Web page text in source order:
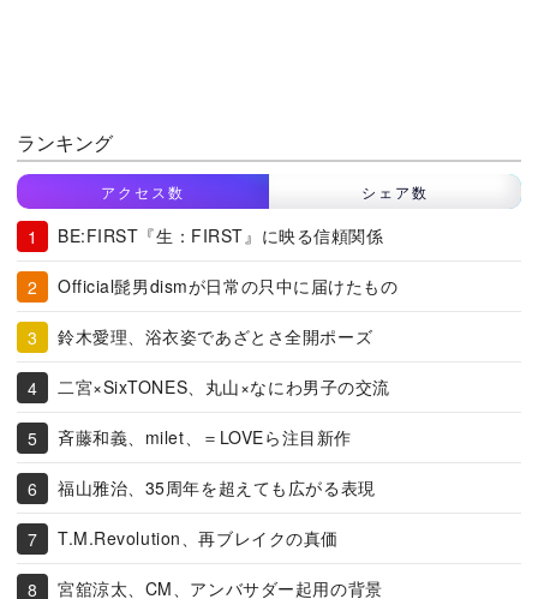
ランキング
アクセス数 シェア数
BE:FIRST『生：FIRST』に映る信頼関係
Official髭男dismが日常の只中に届けたもの
鈴木愛理、浴衣姿であざとさ全開ポーズ
二宮×SixTONES、丸山×なにわ男子の交流
斉藤和義、milet、＝LOVEら注目新作
福山雅治、35周年を超えても広がる表現
T.M.Revolution、再ブレイクの真価
宮舘涼太、CM、アンバサダー起用の背景